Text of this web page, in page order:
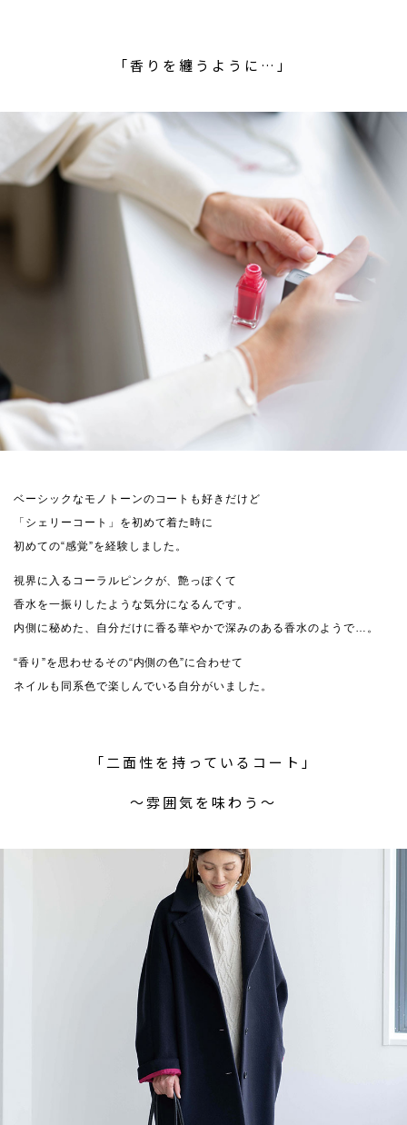
「香りを纏うように…」
ベーシックなモノトーンのコートも好きだけど
「シェリーコート」を初めて着た時に
初めての“感覚”を経験しました。
視界に入るコーラルピンクが、艶っぽくて
香水を一振りしたような気分になるんです。
内側に秘めた、自分だけに香る華やかで深みのある香水のようで…。
“香り”を思わせるその“内側の色”に合わせて
ネイルも同系色で楽しんでいる自分がいました。
「二面性を持っているコート」
〜雰囲気を味わう〜